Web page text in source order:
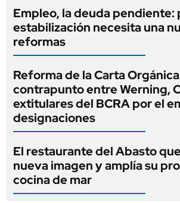
Empleo, la deuda pendiente:
estabilización necesita una
reformas
Reforma de la Carta
contrapunto entre Werning,
extitulares del BCRA por el
designaciones
El restaurante del Abasto
nueva imagen y amplía su
cocina de mar